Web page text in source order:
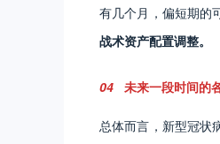
有几个月，偏短期的
战术资产配置调整。
04 未来一段时间的
总体而言，新型冠状